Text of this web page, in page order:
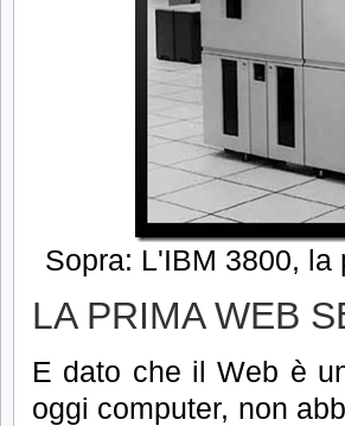
Sopra: L'IBM 3800,
LA PRIMA WEB
E dato che il Web è
oggi computer, non